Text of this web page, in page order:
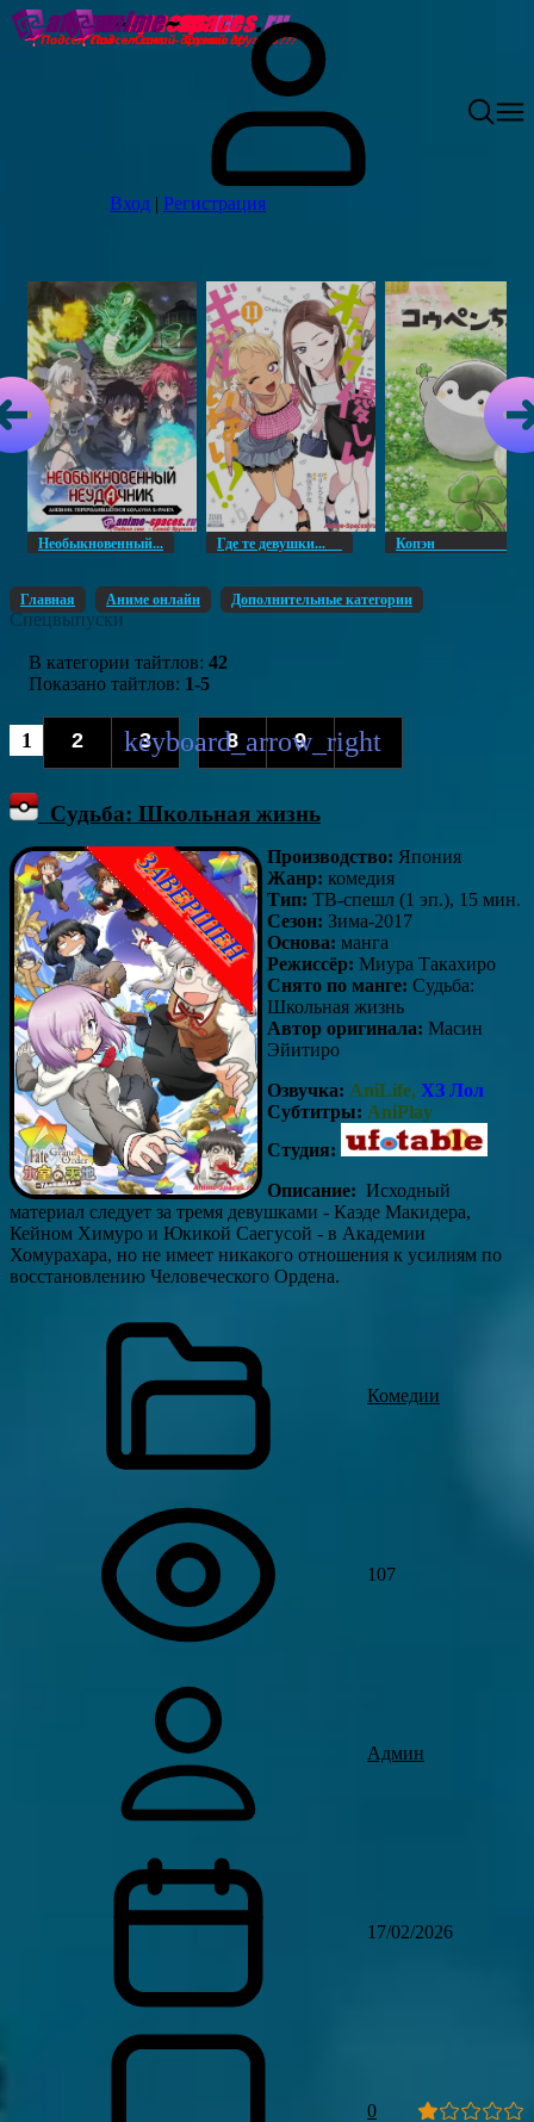
Вход | Регистрация
Необыкновенный... Где те девушки... Копэн
Главная Аниме онлайн Дополнительные категории
Спецвыпуски
В категории тайтлов: 42
Показано тайтлов: 1-5
1 2 3 ... 8 9
Судьба: Школьная жизнь
Производство: Япония
Жанр: комедия
Тип: ТВ-спешл (1 эп.), 15 мин.
Сезон: Зима-2017
Основа: манга
Режиссёр: Миура Такахиро
Снято по манге: Судьба:
Школьная жизнь
Автор оригинала: Масин
Эйитиро
Озвучка: AniLife, ХЗ Лол
Субтитры: AniPlay
Студия:
Описание: Исходный
материал следует за тремя девушками - Каэде Макидера,
Кейном Химуро и Юкикой Саегусой - в Академии
Хомурахара, но не имеет никакого отношения к усилиям по
восстановлению Человеческого Ордена.
Комедии
107
Админ
17/02/2026
0